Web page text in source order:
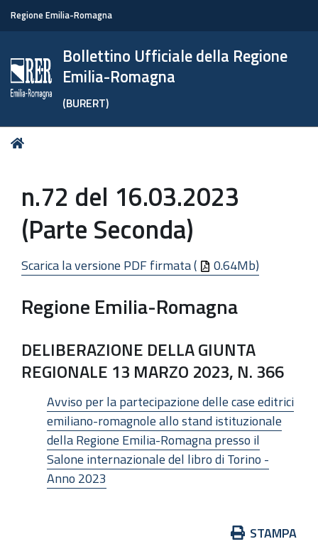
Regione Emilia-Romagna
Bollettino Ufficiale della Regione
Emilia-Romagna
(BURERT)
Tu
n.72 del 16.03.2023
(Parte Seconda)
Scarica la versione PDF firmata ( 0.64Mb)
Regione Emilia-Romagna
DELIBERAZIONE DELLA GIUNTA
REGIONALE 13 MARZO 2023, N. 366
Avviso per la partecipazione delle case editrici
emiliano-romagnole allo stand istituzionale
della Regione Emilia-Romagna presso il
Salone internazionale del libro di Torino -
Anno 2023
STAMPA